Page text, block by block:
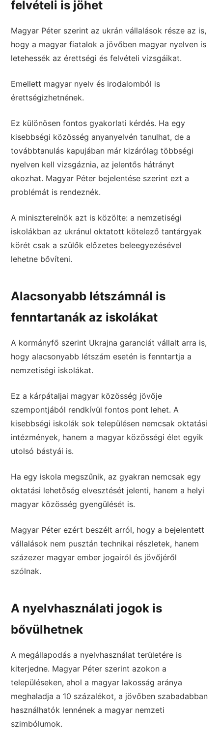
felvételi is jöhet
Magyar Péter szerint az ukrán vállalások része az is,
hogy a magyar fiatalok a jövőben magyar nyelven is
letehessék az érettségi és felvételi vizsgáikat.
Emellett magyar nyelv és irodalomból is
érettségizhetnének.
Ez különösen fontos gyakorlati kérdés. Ha egy
kisebbségi közösség anyanyelvén tanulhat, de a
továbbtanulás kapujában már kizárólag többségi
nyelven kell vizsgáznia, az jelentős hátrányt
okozhat. Magyar Péter bejelentése szerint ezt a
problémát is rendeznék.
A miniszterelnök azt is közölte: a nemzetiségi
iskolákban az ukránul oktatott kötelező tantárgyak
körét csak a szülők előzetes beleegyezésével
lehetne bővíteni.
Alacsonyabb létszámnál is
fenntartanák az iskolákat
A kormányfő szerint Ukrajna garanciát vállalt arra is,
hogy alacsonyabb létszám esetén is fenntartja a
nemzetiségi iskolákat.
Ez a kárpátaljai magyar közösség jövője
szempontjából rendkívül fontos pont lehet. A
kisebbségi iskolák sok településen nemcsak oktatási
intézmények, hanem a magyar közösségi élet egyik
utolsó bástyái is.
Ha egy iskola megszűnik, az gyakran nemcsak egy
oktatási lehetőség elvesztését jelenti, hanem a helyi
magyar közösség gyengülését is.
Magyar Péter ezért beszélt arról, hogy a bejelentett
vállalások nem pusztán technikai részletek, hanem
százezer magyar ember jogairól és jövőjéről
szólnak.
A nyelvhasználati jogok is
bővülhetnek
A megállapodás a nyelvhasználat területére is
kiterjedne. Magyar Péter szerint azokon a
településeken, ahol a magyar lakosság aránya
meghaladja a 10 százalékot, a jövőben szabadabban
használhatók lennének a magyar nemzeti
szimbólumok.